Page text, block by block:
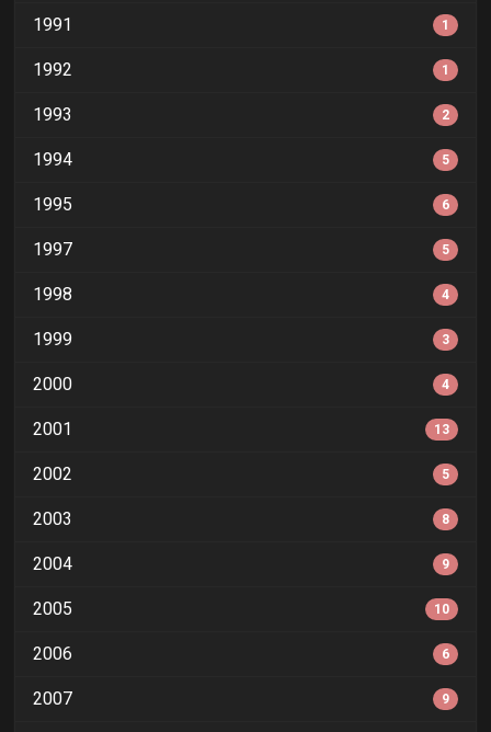
1991 1
1992 1
1993 2
1994 5
1995 6
1997 5
1998 4
1999 3
2000 4
2001 13
2002 5
2003 8
2004 9
2005 10
2006 6
2007 9